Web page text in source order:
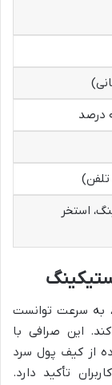
استخر
صرافی بیت پین با آغاز فعالیت از سال 1399، به سرعت توانست
این صرافی با
و استفاده از کیف پول سرد
تأکید دارد.